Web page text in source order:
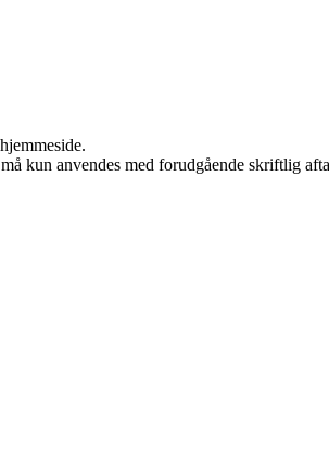
kun anvendes med forudgående skriftlig